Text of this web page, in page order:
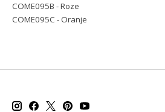
COME095B - Roze
COME095C - Oranje